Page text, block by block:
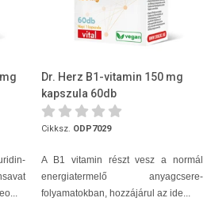
Dr. Herz B1-vitamin 150 mg
kapszula 60db
Cikksz. ODP7029
A B1 vitamin részt vesz a normál
energiatermelő anyagcsere-
folyamatokban, hozzájárul az ide...